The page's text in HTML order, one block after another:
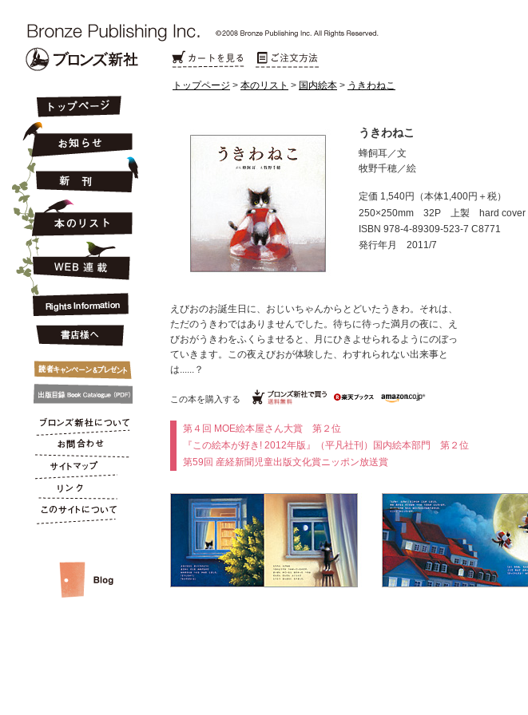
トップページ > 本のリスト > 国内絵本 > うきわねこ
うきわねこ
蜂飼耳／文
牧野千穂／絵
定価 1,540円
（本体1,400円＋税）
250×250mm 32P 上製 hard cover
ISBN 978-4-89309-523-7 C8771
発行年月 2011/7
えびおのお誕生日に、おじいちゃんからとどいたうきわ。それは、
ただのうきわではありませんでした。待ちに待った満月の夜に、え
びおがうきわをふくらませると、月にひきよせられるようにのぼっ
ていきます。この夜えびおが体験した、わすれられない出来事と
は......？
この本を購入する
第４回 MOE絵本屋さん大賞 第２位
『この絵本が好き! 2012年版』（平凡社刊）国内絵本部門 第２位
第59回 産経新聞児童出版文化賞ニッポン放送賞